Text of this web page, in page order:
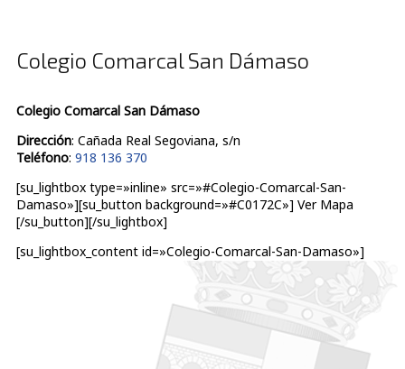
Colegio Comarcal San Dámaso
Colegio Comarcal San Dámaso
Dirección: Cañada Real Segoviana, s/n
Teléfono: 918 136 370
[su_lightbox type=»inline» src=»#Colegio-Comarcal-San-
Damaso»][su_button background=»#C0172C»] Ver Mapa
[/su_button][/su_lightbox]
[su_lightbox_content id=»Colegio-Comarcal-San-Damaso»]